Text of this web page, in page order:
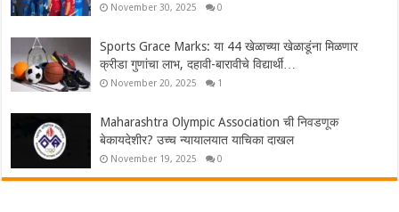
November 30, 2025 0
Sports Grace Marks: या 44 खेळाच्या खेळाडूंना मिळणार
क्रीडा गुणांचा लाभ, दहावी-बारावीचे विद्यार्थी…
November 20, 2025 1
Maharashtra Olympic Association ची निवडणूक
बेकायदेशीर? उच्च न्यायालयात याचिका दाखल
November 19, 2025 0